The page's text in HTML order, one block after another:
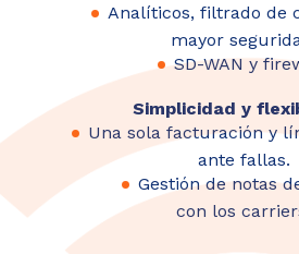
Analíticos, filtrado de
mayor
SD-WAN y
Simplicidad y
Una sola facturación y
ante fallas.
Gestión de notas
con los